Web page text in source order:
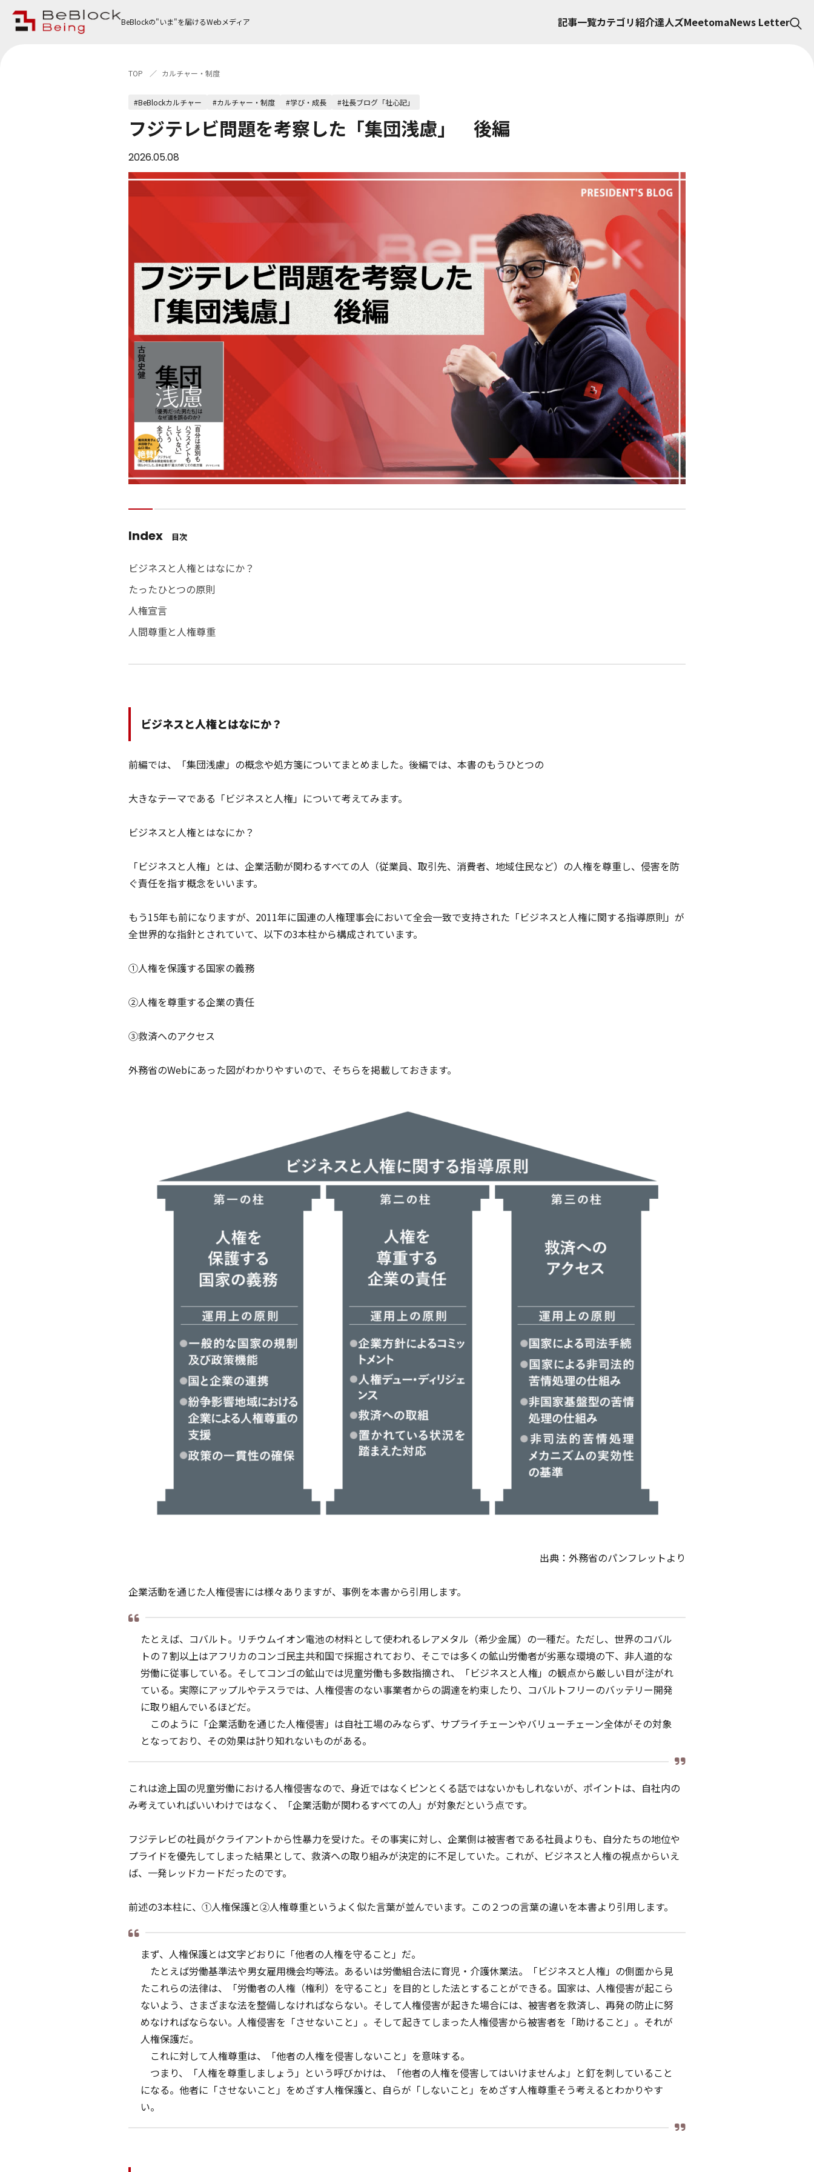
BeBlockの"いま"を届けるWebメディア 記事一覧カテゴリ紹介達人ズMeetomaNews Letter
TOP カルチャー・制度
#BeBlockカルチャー #カルチャー・制度 #学び・成長 #社長ブログ「社心記」
フジテレビ問題を考察した「集団浅慮」 後編
2026.05.08
Index 目次
ビジネスと人権とはなにか？
たったひとつの原則
人権宣言
人間尊重と人権尊重
ビジネスと人権とはなにか？
前編では、「集団浅慮」の概念や処方箋についてまとめました。後編では、本書のもうひとつの
大きなテーマである「ビジネスと人権」について考えてみます。
ビジネスと人権とはなにか？
「ビジネスと人権」とは、企業活動が関わるすべての人（従業員、取引先、消費者、地域住民など）の人権を尊重し、侵害を防
ぐ責任を指す概念をいいます。
もう15年も前になりますが、2011年に国連の人権理事会において全会一致で支持された「ビジネスと人権に関する指導原則」が
全世界的な指針とされていて、以下の3本柱から構成されています。
①人権を保護する国家の義務
②人権を尊重する企業の責任
③救済へのアクセス
外務省のWebにあった図がわかりやすいので、そちらを掲載しておきます。
出典：外務省のパンフレットより
企業活動を通じた人権侵害には様々ありますが、事例を本書から引用します。
たとえば、コバルト。リチウムイオン電池の材料として使われるレアメタル（希少金属）の一種だ。ただし、世界のコバル
トの７割以上はアフリカのコンゴ民主共和国で採掘されており、そこでは多くの鉱山労働者が劣悪な環境の下、非人道的な
労働に従事している。そしてコンゴの鉱山では児童労働も多数指摘され、「ビジネスと人権」の観点から厳しい目が注がれ
ている。実際にアップルやテスラでは、人権侵害のない事業者からの調達を約束したり、コバルトフリーのバッテリー開発
に取り組んでいるほどだ。
このように「企業活動を通じた人権侵害」は自社工場のみならず、サプライチェーンやバリューチェーン全体がその対象
となっており、その効果は計り知れないものがある。
これは途上国の児童労働における人権侵害なので、身近ではなくピンとくる話ではないかもしれないが、ポイントは、自社内の
み考えていればいいわけではなく、「企業活動が関わるすべての人」が対象だという点です。
フジテレビの社員がクライアントから性暴力を受けた。その事実に対し、企業側は被害者である社員よりも、自分たちの地位や
プライドを優先してしまった結果として、救済への取り組みが決定的に不足していた。これが、ビジネスと人権の視点からいえ
ば、一発レッドカードだったのです。
前述の3本柱に、①人権保護と②人権尊重というよく似た言葉が並んでいます。この２つの言葉の違いを本書より引用します。
まず、人権保護とは文字どおりに「他者の人権を守ること」だ。
たとえば労働基準法や男女雇用機会均等法。あるいは労働組合法に育児・介護休業法。「ビジネスと人権」の側面から見
たこれらの法律は、「労働者の人権（権利）を守ること」を目的とした法とすることができる。国家は、人権侵害が起こら
ないよう、さまざまな法を整備しなければならない。そして人権侵害が起きた場合には、被害者を救済し、再発の防止に努
めなければならない。人権侵害を「させないこと」。そして起きてしまった人権侵害から被害者を「助けること」。それが
人権保護だ。
これに対して人権尊重は、「他者の人権を侵害しないこと」を意味する。
つまり、「人権を尊重しましょう」という呼びかけは、「他者の人権を侵害してはいけませんよ」と釘を刺していること
になる。他者に「させないこと」をめざす人権保護と、自らが「しないこと」をめざす人権尊重――そう考えるとわかりやす
い。